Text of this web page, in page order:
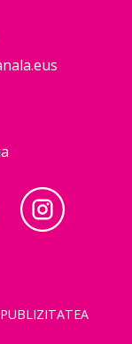
PUBLIZITATEA